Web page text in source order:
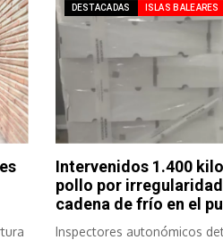
DESTACADAS ISLAS BALEARES
Intervenidos 1.400
pollo por
cadena de frío en el
Inspectores autonómicos